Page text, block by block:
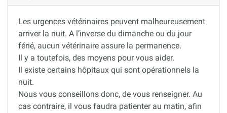
Les urgences vétérinaires peuvent malheureusement
arriver la nuit. A l’inverse du dimanche ou du jour
férié, aucun vétérinaire assure la permanence.
Il y a toutefois, des moyens pour vous aider.
Il existe certains hôpitaux qui sont opérationnels la
nuit.
Nous vous conseillons donc, de vous renseigner. Au
cas contraire, il vous faudra patienter au matin, afin